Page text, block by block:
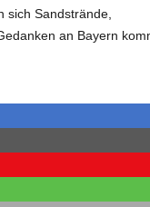
sich Sandstrände,
an Bayern